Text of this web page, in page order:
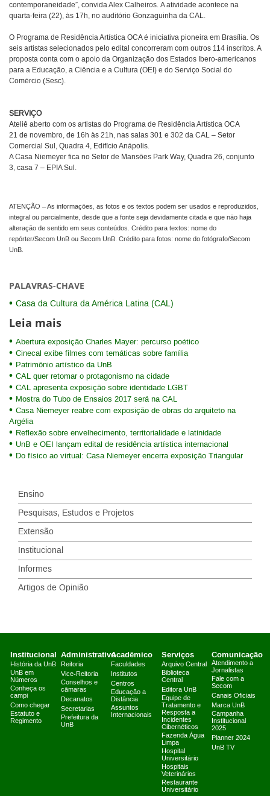
contemporaneidade”, convida Alex Calheiros. A atividade acontece na
quarta-feira (22), às 17h, no auditório Gonzaguinha da CAL.
O Programa de Residência Artística OCA é iniciativa pioneira em Brasília. Os
seis artistas selecionados pelo edital concorreram com outros 114 inscritos. A
proposta conta com o apoio da Organização dos Estados Ibero-americanos
para a Educação, a Ciência e a Cultura (OEI) e do Serviço Social do
Comércio (Sesc).
SERVIÇO
Ateliê aberto com os artistas do Programa de Residência Artística OCA
21 de novembro, de 16h às 21h, nas salas 301 e 302 da CAL – Setor
Comercial Sul, Quadra 4, Edifício Anápolis.
A Casa Niemeyer fica no Setor de Mansões Park Way, Quadra 26, conjunto
3, casa 7 – EPIA Sul.
ATENÇÃO – As informações, as fotos e os textos podem ser usados e reproduzidos,
integral ou parcialmente, desde que a fonte seja devidamente citada e que não haja
alteração de sentido em seus conteúdos. Crédito para textos: nome do
repórter/Secom UnB ou Secom UnB. Crédito para fotos: nome do fotógrafo/Secom
UnB.
PALAVRAS-CHAVE
Casa da Cultura da América Latina (CAL)
Leia mais
Abertura exposição Charles Mayer: percurso poético
Cinecal exibe filmes com temáticas sobre família
Patrimônio artístico da UnB
CAL quer retomar o protagonismo na cidade
CAL apresenta exposição sobre identidade LGBT
Mostra do Tubo de Ensaios 2017 será na CAL
Casa Niemeyer reabre com exposição de obras do arquiteto na
Argélia
Reflexão sobre envelhecimento, territorialidade e latinidade
UnB e OEI lançam edital de residência artística internacional
Do físico ao virtual: Casa Niemeyer encerra exposição Triangular
Ensino
Pesquisas, Estudos e Projetos
Extensão
Institucional
Informes
Artigos de Opinião
Institucional
História da UnB
UnB em
Números
Conheça os
campi
Como chegar
Estatuto e
Regimento
Administrativo
Reitoria
Vice-Reitoria
Conselhos e
câmaras
Decanatos
Secretarias
Prefeitura da
UnB
Acadêmico
Faculdades
Institutos
Centros
Educação a
Distância
Assuntos
Internacionais
Serviços
Arquivo Central
Biblioteca
Central
Editora UnB
Equipe de
Tratamento e
Resposta a
Incidentes
Cibernéticos
Fazenda Água
Limpa
Hospital
Universitário
Hospitais
Veterinários
Restaurante
Universitário
Comunicação
Atendimento a
Jornalistas
Fale com a
Secom
Canais Oficiais
Marca UnB
Campanha
Institucional
2025
Planner 2024
UnB TV